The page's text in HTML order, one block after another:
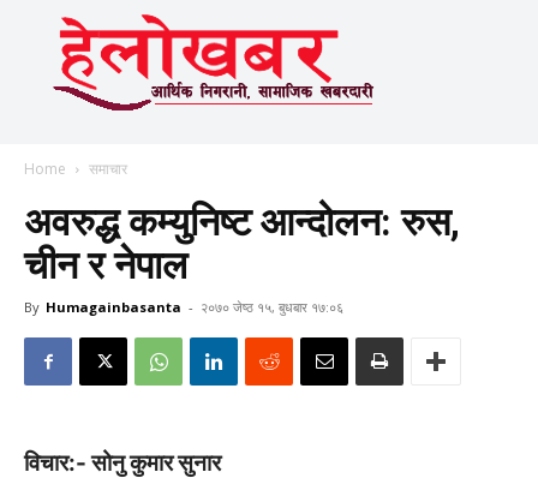
Home समाचार
अवरुद्ध कम्युनिष्ट आन्दोलन: रुस,
चीन र नेपाल
By Humagainbasanta - २०७० जेष्ठ १५, बुधबार १७:०६
विचार:- सोनु कुमार सुनार